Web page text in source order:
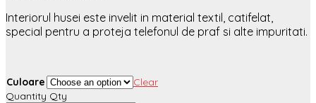
Interiorul husei este invelit in material textil, catifelat,
special pentru a proteja telefonul de praf si alte impuritati.
Culoare
Clear
Quantity Qty